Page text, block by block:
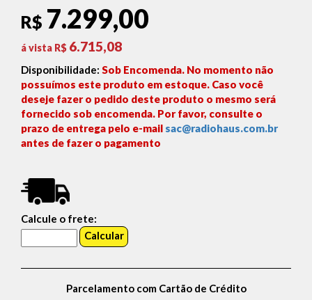
R$ 7.299,00
á vista R$ 6.715,08
Disponibilidade: Sob Encomenda. No momento não
possuímos este produto em estoque. Caso você
deseje fazer o pedido deste produto o mesmo será
fornecido sob encomenda. Por favor, consulte o
prazo de entrega pelo e-mail sac@radiohaus.com.br
antes de fazer o pagamento
Calcule o frete:
Parcelamento com Cartão de Crédito